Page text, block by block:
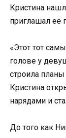
Кристина
приглашал её
«Этот тот
голове у
строила
Кристина
нарядами и
До того как